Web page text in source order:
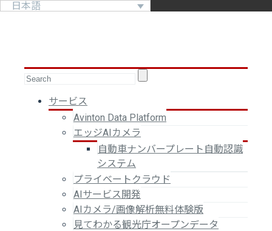
日本語
サービス
Avinton Data Platform
エッジAIカメラ
自動車ナンバープレート自動認識
システム
プライベートクラウド
AIサービス開発
AIカメラ/画像解析無料体験版
見てわかる観光庁オープンデータ